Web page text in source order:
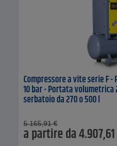
Compressore a vite serie F -
10 bar - Portata volumetrica
serbatoio da 270 o 500 l
5.165,91 €
a partire da4.907,61